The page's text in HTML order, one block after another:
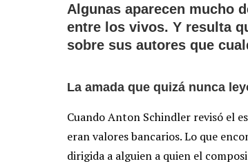
Algunas aparecen mucho
entre los vivos. Y resulta
sobre sus autores que
La amada que quizá nunca
Cuando Anton Schindler revisó el
eran valores bancarios. Lo que
dirigida a alguien a quien el